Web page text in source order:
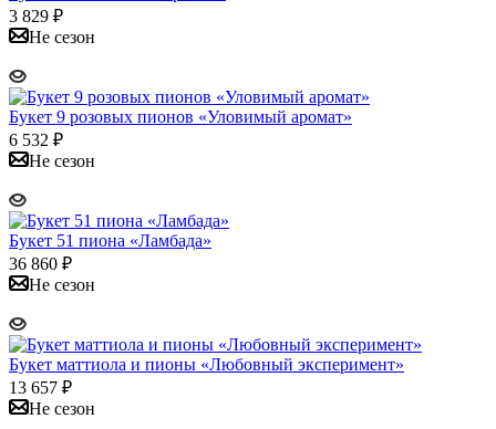
3 829 ₽
Не сезон
Букет 9 розовых пионов «Уловимый аромат»
6 532 ₽
Не сезон
Букет 51 пиона «Ламбада»
36 860 ₽
Не сезон
Букет маттиола и пионы «Любовный эксперимент»
13 657 ₽
Не сезон